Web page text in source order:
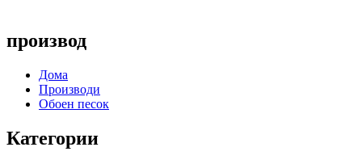
производ
Дома
Производи
Обоен песок
Категории